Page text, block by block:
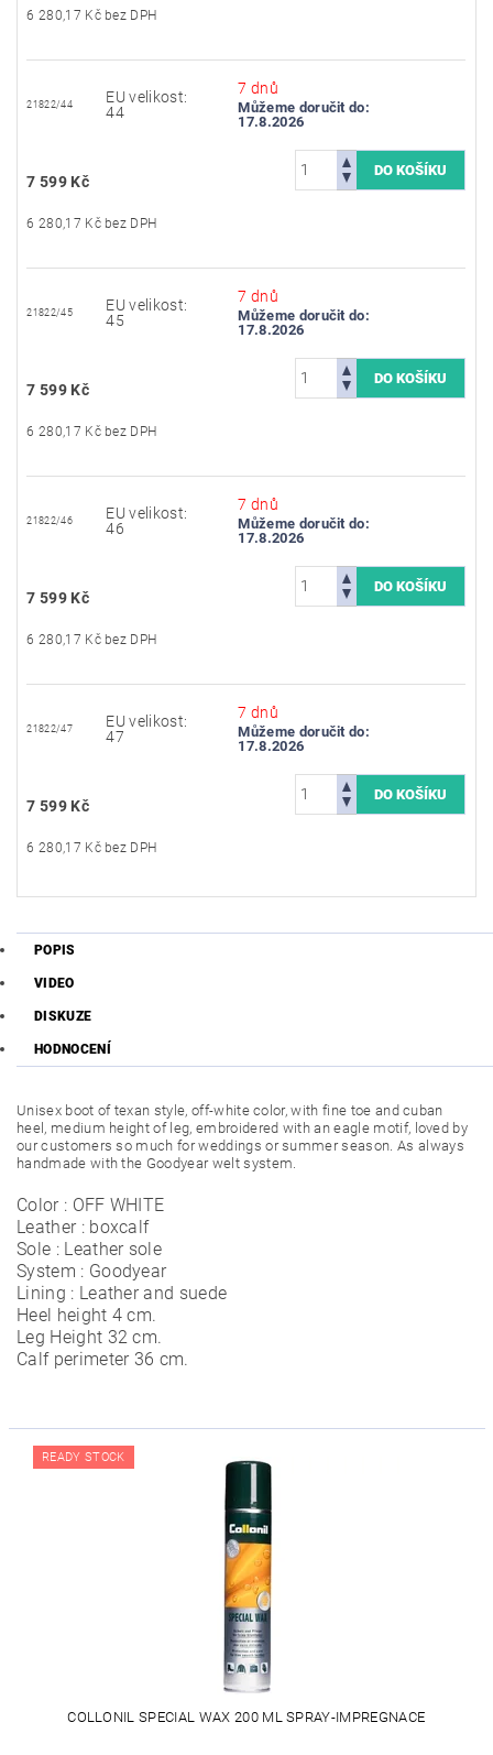
6 280,17 Kč bez DPH
21822/44
EU velikost:
44
7 dnů
Můžeme doručit do:
17.8.2026
7 599 Kč
6 280,17 Kč bez DPH
21822/45
EU velikost:
45
7 dnů
Můžeme doručit do:
17.8.2026
7 599 Kč
6 280,17 Kč bez DPH
21822/46
EU velikost:
46
7 dnů
Můžeme doručit do:
17.8.2026
7 599 Kč
6 280,17 Kč bez DPH
21822/47
EU velikost:
47
7 dnů
Můžeme doručit do:
17.8.2026
7 599 Kč
6 280,17 Kč bez DPH
POPIS
VIDEO
DISKUZE
HODNOCENÍ
Unisex boot of texan style, off-white color, with fine toe and cuban
heel, medium height of leg, embroidered with an eagle motif, loved by
our customers so much for weddings or summer season. As always
handmade with the Goodyear welt system.
Color : OFF WHITE
Leather : boxcalf
Sole : Leather sole
System : Goodyear
Lining : Leather and suede
Heel height 4 cm.
Leg Height 32 cm.
Calf perimeter 36 cm.
READY STOCK
COLLONIL SPECIAL WAX 200 ML SPRAY-IMPREGNACE